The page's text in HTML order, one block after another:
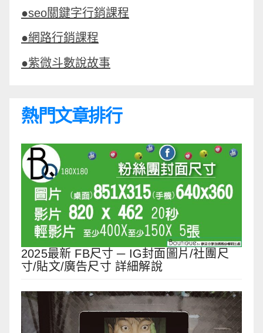
●seo關鍵字行銷課程
●網路行銷課程
●紫微斗數說故事
熱門文章排行
2025最新 FB尺寸 ─ IG封面圖片/社團尺
寸/貼文/廣告尺寸 詳細解說